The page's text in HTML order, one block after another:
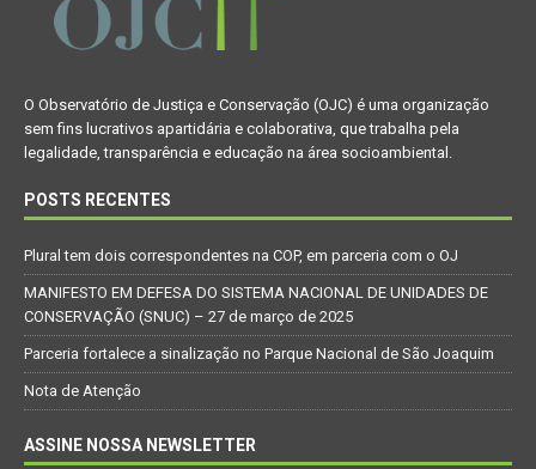
O Observatório de Justiça e Conservação (OJC) é uma organização
sem fins lucrativos apartidária e colaborativa, que trabalha pela
legalidade, transparência e educação na área socioambiental.
POSTS RECENTES
Plural tem dois correspondentes na COP, em parceria com o OJ
MANIFESTO EM DEFESA DO SISTEMA NACIONAL DE UNIDADES DE
CONSERVAÇÃO (SNUC) – 27 de março de 2025
Parceria fortalece a sinalização no Parque Nacional de São Joaquim
Nota de Atenção
ASSINE NOSSA NEWSLETTER